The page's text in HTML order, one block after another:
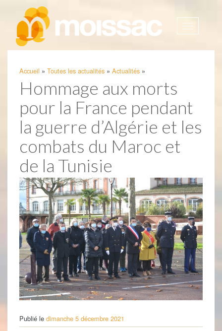
Afficher
Accueil » Toutes les actualités » Actualités »
Hommage aux morts
pour la France pendant
la guerre d’Algérie et les
combats du Maroc et
de la Tunisie
Publié le dimanche 5 décembre 2021